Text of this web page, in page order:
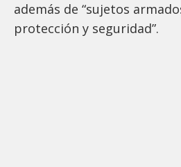
además de “sujetos
protección y seguridad”.